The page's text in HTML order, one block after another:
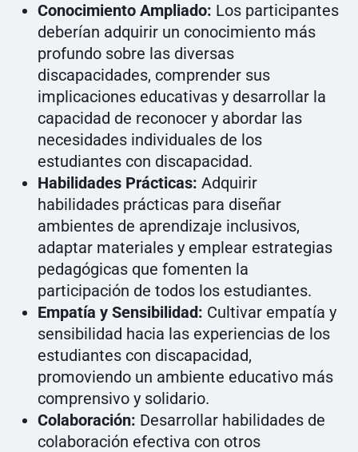
Conocimiento Ampliado: Los participantes
deberían adquirir un conocimiento más
profundo sobre las diversas
discapacidades, comprender sus
implicaciones educativas y desarrollar la
capacidad de reconocer y abordar las
necesidades individuales de los
estudiantes con discapacidad.
Habilidades Prácticas: Adquirir
habilidades prácticas para diseñar
ambientes de aprendizaje inclusivos,
adaptar materiales y emplear estrategias
pedagógicas que fomenten la
participación de todos los estudiantes.
Empatía y Sensibilidad: Cultivar empatía y
sensibilidad hacia las experiencias de los
estudiantes con discapacidad,
promoviendo un ambiente educativo más
comprensivo y solidario.
Colaboración: Desarrollar habilidades de
colaboración efectiva con otros